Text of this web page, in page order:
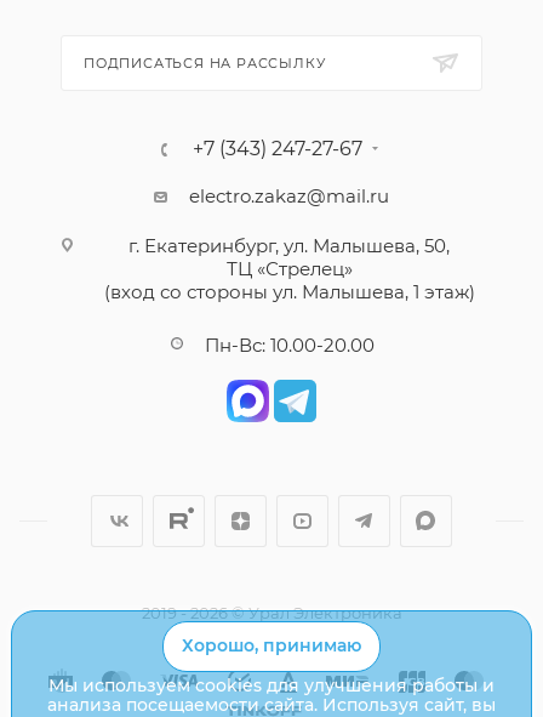
ПОДПИСАТЬСЯ НА РАССЫЛКУ
+7 (343) 247-27-67
electro.zakaz@mail.ru
г. Екатеринбург, ул. Малышева, 50,
ТЦ «Стрелец»
(вход со стороны ул. Малышева, 1 этаж)
Пн-Вс: 10.00-20.00
2019 - 2026 © Урал Электроника
Мы используем cookies для улучшения работы и
анализа посещаемости сайта. Используя сайт, вы
Хорошо, принимаю